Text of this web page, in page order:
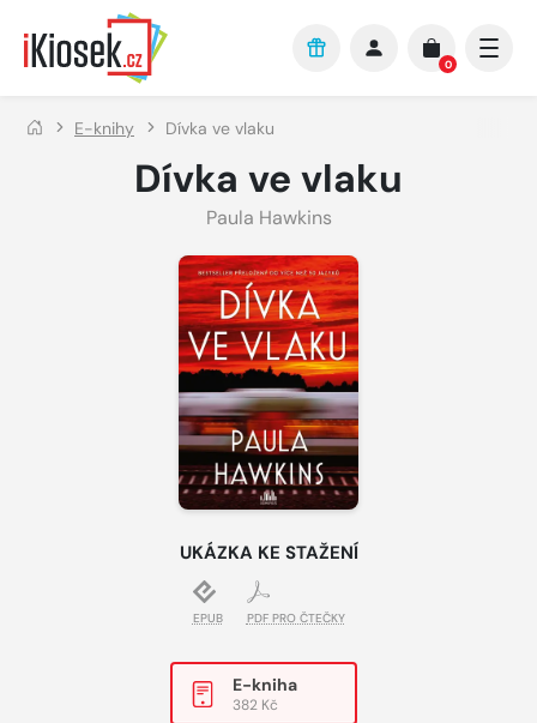
Přejít na hlavní obsah
0
E-knihy Dívka ve vlaku
Dívka ve vlaku
Paula Hawkins
UKÁZKA KE STAŽENÍ
EPUB PDF PRO ČTEČKY
E-kniha
382 Kč